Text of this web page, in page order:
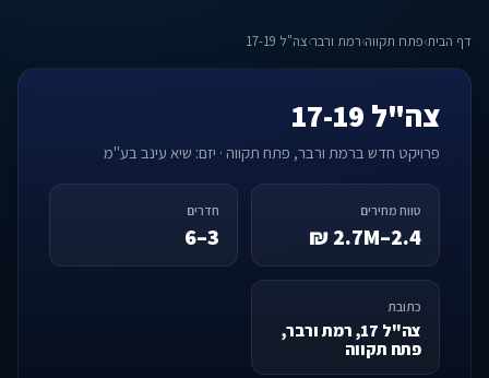
דף הבית›פתח תקווה›רמת ורבר›צה"ל 17-19
צה"ל 17-19
פרויקט חדש ברמת ורבר, פתח תקווה · יזם: שיא עינב בע"מ
טווח מחירים
2.4–2.7M ₪
חדרים
3–6
כתובת
צה"ל 17, רמת ורבר,
פתח תקווה